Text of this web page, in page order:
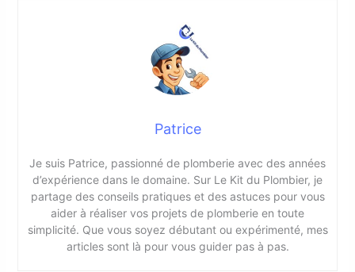
Patrice
Je suis Patrice, passionné de plomberie avec des années
d’expérience dans le domaine. Sur Le Kit du Plombier, je
partage des conseils pratiques et des astuces pour vous
aider à réaliser vos projets de plomberie en toute
simplicité. Que vous soyez débutant ou expérimenté, mes
articles sont là pour vous guider pas à pas.